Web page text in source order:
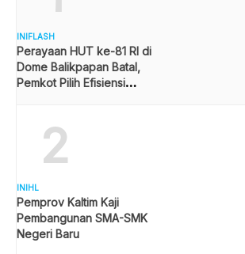
INIFLASH
Perayaan HUT ke-81 RI di
Dome Balikpapan Batal,
Pemkot Pilih Efisiensi
2
INIHL
Pemprov Kaltim Kaji
Pembangunan SMA-SMK
Negeri Baru